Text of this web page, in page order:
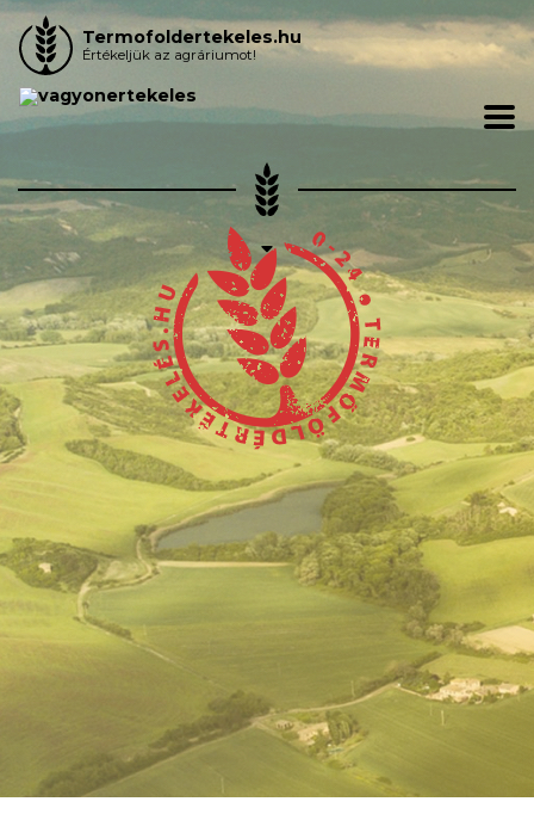
Termofoldertekeles.hu
Értékeljük az agráriumot!